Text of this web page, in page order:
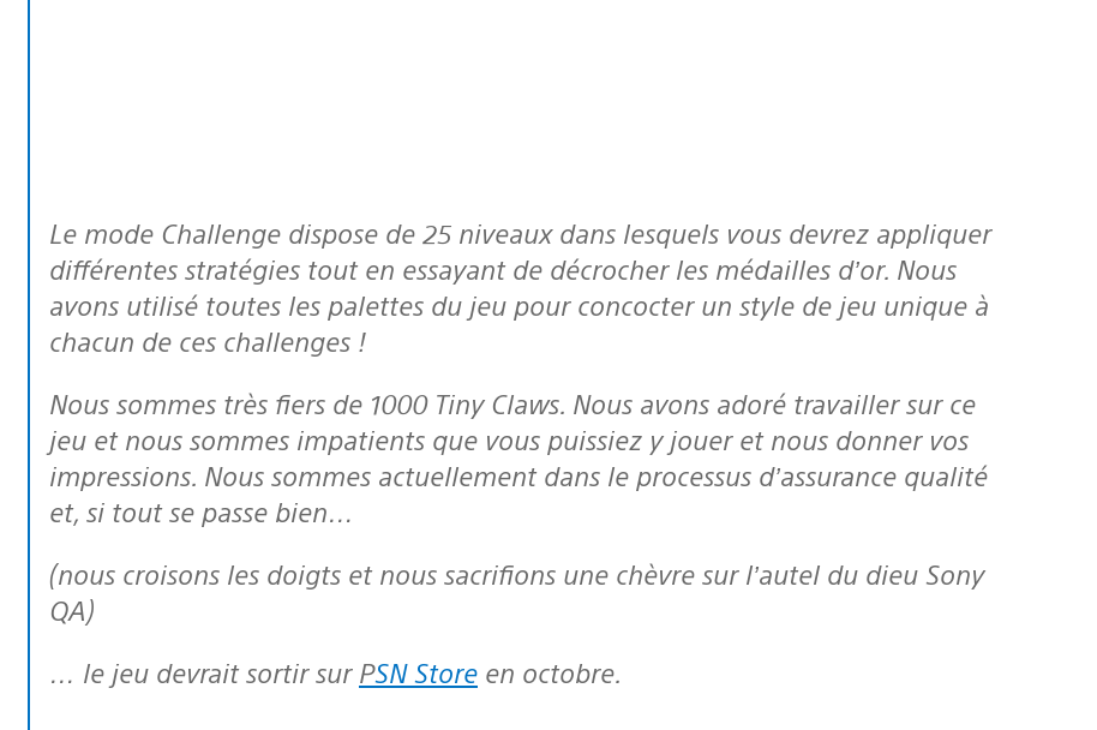
Le mode Challenge dispose de 25 niveaux dans lesquels vous devrez appliquer
différentes stratégies tout en essayant de décrocher les médailles d’or. Nous
avons utilisé toutes les palettes du jeu pour concocter un style de jeu unique à
chacun de ces challenges !
Nous sommes très fiers de 1000 Tiny Claws. Nous avons adoré travailler sur ce
jeu et nous sommes impatients que vous puissiez y jouer et nous donner vos
impressions. Nous sommes actuellement dans le processus d’assurance qualité
et, si tout se passe bien…
(nous croisons les doigts et nous sacrifions une chèvre sur l’autel du dieu Sony
QA)
… le jeu devrait sortir sur
PSN Store en octobre.